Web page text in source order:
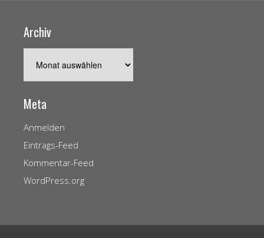
Archiv
Meta
Anmelden
Eintrags-Feed
Kommentar-Feed
WordPress.org